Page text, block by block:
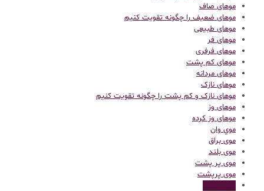
موهای صاف
موهای ضعیف را چگونه تقویت کنیم
موهای طبیعی
موهای فر
موهای فرفری
موهای کم پشت
موهای مردانه
موهای نازک
موهای نازک و کم پشت را چگونه تقویت کنیم
موهای وز
موهای وز کرده
موي وان
موی براق
موی بلند
موی پر پشت
موی پرپشت